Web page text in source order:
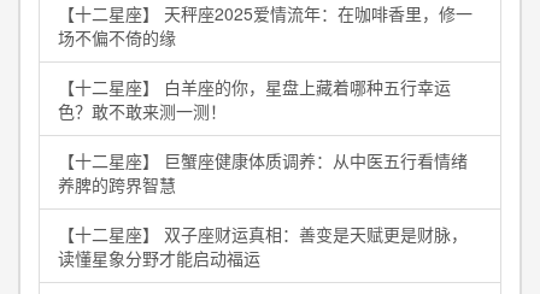
【十二星座】 天秤座2025爱情流年：在咖啡香里，修一
场不偏不倚的缘
【十二星座】 白羊座的你，星盘上藏着哪种五行幸运
色？敢不敢来测一测！
【十二星座】 巨蟹座健康体质调养：从中医五行看情绪
养脾的跨界智慧
【十二星座】 双子座财运真相：善变是天赋更是财脉，
读懂星象分野才能启动福运